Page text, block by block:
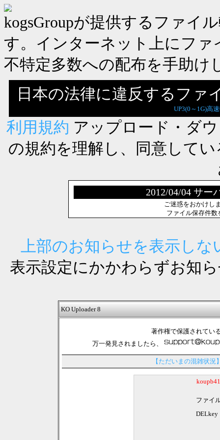
kogsGroupが提供するファイ
す。インターネット上にフ
不特定多数への配布を手助け
日本の法律に違反するファ
UP3(0～1G)高
利用規約 アップロード・ダ
の規約を理解し、同意して
2012/04/04 サー
ご迷惑をおかけし
ファイル保存件
上部のお知らせを表示しな
表示設定にかかわらずお知
KO Uploader 8
著作権で保護されてい
万一発見されましたら、
【ただいまの混雑状況
ファイ
DELkey